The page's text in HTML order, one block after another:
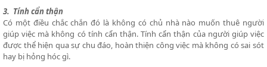
3. Tính cẩn thận
Có một điều chắc chắn đó là không có chủ nhà nào muốn thuê người
giúp việc mà không có tính cẩn thận. Tính cẩn thận của người giúp việc
được thể hiện qua sự chu đáo, hoàn thiện công việc mà không có sai sót
hay bị hỏng hóc gì.